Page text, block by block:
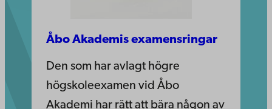
Åbo Akademis examensringar
Den som har avlagt högre
högskoleexamen vid Åbo
Akademi har rätt att bära någon av